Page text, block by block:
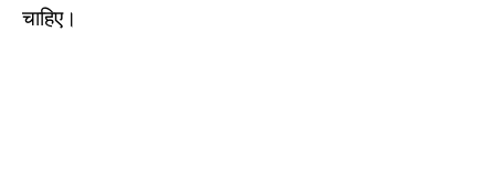
चाहिए।